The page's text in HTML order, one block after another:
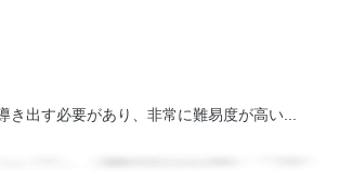
出す必要があり、非常に難易度が高い...